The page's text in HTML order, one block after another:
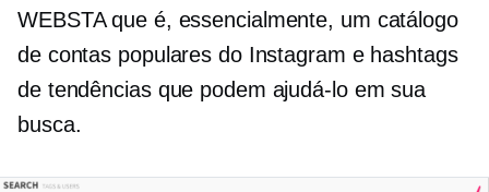
WEBSTA que é, essencialmente, um catálogo
de contas populares do Instagram e hashtags
de tendências que podem ajudá-lo em sua
busca.